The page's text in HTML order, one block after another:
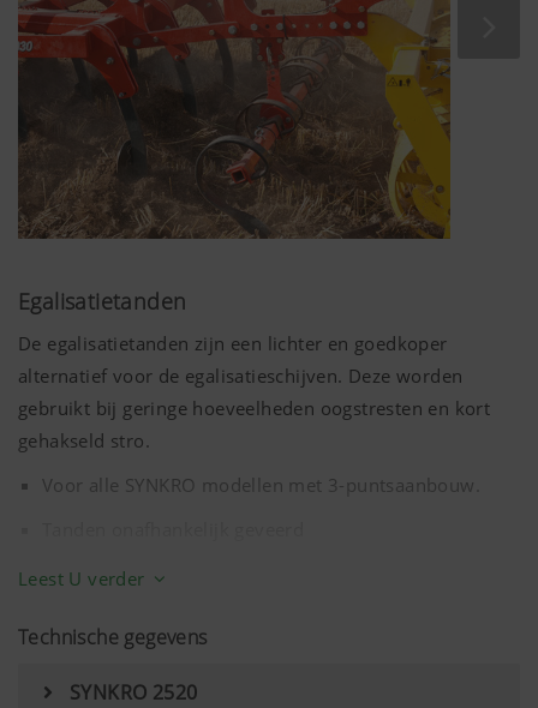
Meer info
Egalisatietanden
De egalisatietanden zijn een lichter en goedkoper
alternatief voor de egalisatieschijven. Deze worden
gebruikt bij geringe hoeveelheden oogstresten en kort
gehakseld stro.
Voor alle SYNKRO modellen met 3-puntsaanbouw.
Hoogte- en hoekverstelling
Leest U verder
Technische gegevens
SYNKRO 2520